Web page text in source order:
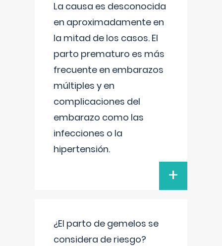
La causa es desconocida
en aproximadamente en
la mitad de los casos. El
parto prematuro es más
frecuente en embarazos
múltiples y en
complicaciones del
embarazo como las
infecciones o la
hipertensión.
+
¿El parto de gemelos se
considera de riesgo?